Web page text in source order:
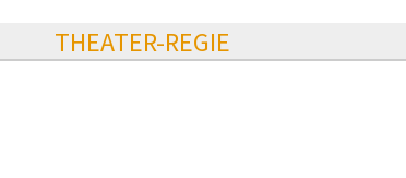
THEATER-REGIE